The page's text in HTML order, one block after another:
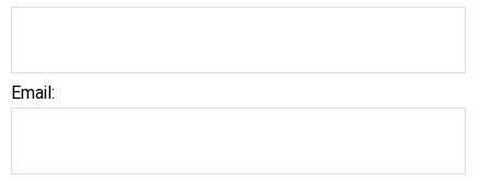
Email: